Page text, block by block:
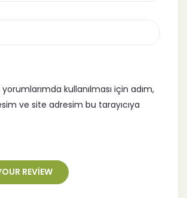
kullanılması için adım,
ve site adresim bu tarayıcıya